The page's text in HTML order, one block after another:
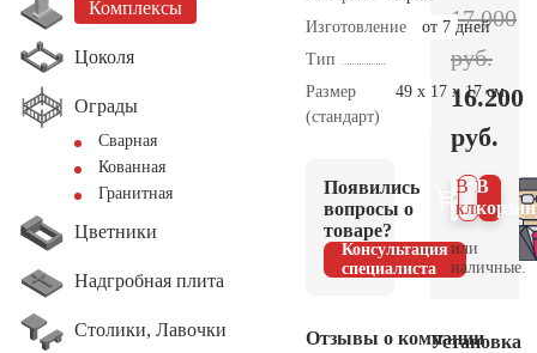
Комплексы
Цоколя
Ограды
Сварная
Кованная
Гранитная
Цветники
Надгробная плита
Столики, Лавочки
Изготовление
от 7 дней
Тип
Размер
(стандарт)
49 х 17 х 17 см.
Появились
вопросы о
товаре?
Консультация
специалиста
Отзывы о компании
17.000
руб.
16.200
руб.
В
В 1
клик
или
наличные.
Установка